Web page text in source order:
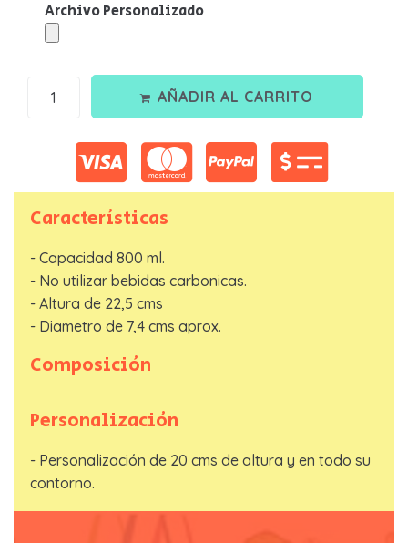
Archivo Personalizado
AÑADIR AL CARRITO
Características
- Capacidad 800 ml.
- No utilizar bebidas carbonicas.
- Altura de 22,5 cms
- Diametro de 7,4 cms aprox.
Composición
Personalización
- Personalización de 20 cms de altura y en todo su
contorno.
*
Telefono*
ENVIAR SOLICITUD